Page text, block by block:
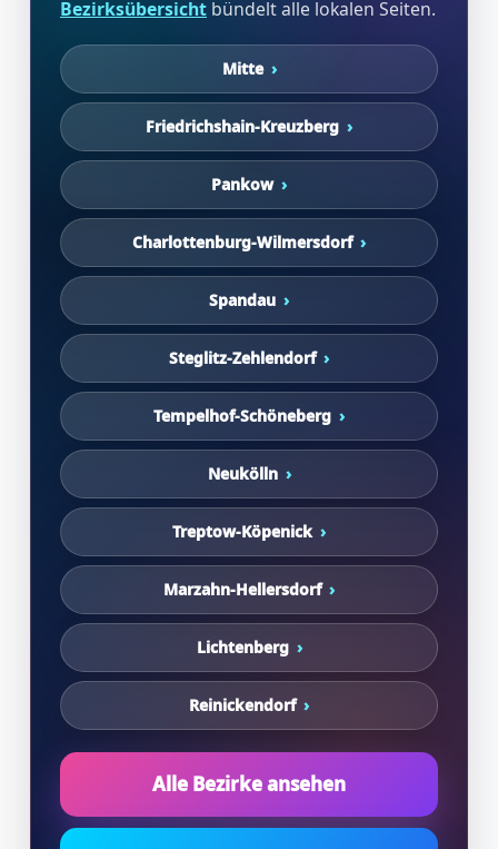
Bezirksübersicht bündelt alle lokalen Seiten.
Mitte
Friedrichshain-Kreuzberg
Pankow
Charlottenburg-Wilmersdorf
Spandau
Steglitz-Zehlendorf
Tempelhof-Schöneberg
Neukölln
Treptow-Köpenick
Marzahn-Hellersdorf
Lichtenberg
Reinickendorf
Alle Bezirke ansehen